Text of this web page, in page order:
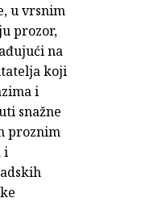
u vrsnim
prozor,
na
koji
i
snažne
proznim
i